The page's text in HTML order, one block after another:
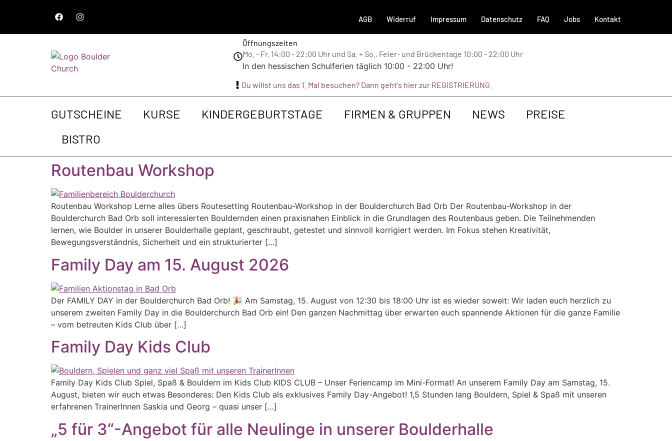
AGB Widerruf Impressum Datenschutz FAQ Jobs Kontakt
Öffnungszeiten
Mo. - Fr. 14:00 - 22:00 Uhr und Sa. + So., Feier- und Brückentage 10:00 - 22:00 Uhr
In den hessischen Schulferien täglich 10:00 - 22:00 Uhr!
Du willst uns das 1. Mal besuchen? Dann geht's hier zur REGISTRIERUNG.
GUTSCHEINE KURSE KINDERGEBURTSTAGE FIRMEN & GRUPPEN NEWS
PREISE
BISTRO
Routenbau Workshop
Routenbau Workshop Lerne alles übers Routesetting Routenbau-Workshop in der Boulderchurch Bad Orb Der Routenbau-Workshop in der
Boulderchurch Bad Orb soll interessierten Bouldernden einen praxisnahen Einblick in die Grundlagen des Routenbaus geben. Die Teilnehmenden
lernen, wie Boulder in unserer Boulderhalle geplant, geschraubt, getestet und sinnvoll korrigiert werden. Im Fokus stehen Kreativität,
Bewegungsverständnis, Sicherheit und ein strukturierter […]
Family Day am 15. August 2026
Der FAMILY DAY in der Boulderchurch Bad Orb! 🎉 Am Samstag, 15. August von 12:30 bis 18:00 Uhr ist es wieder soweit: Wir laden euch herzlich zu
unserem zweiten Family Day in die Boulderchurch Bad Orb ein! Den ganzen Nachmittag über erwarten euch spannende Aktionen für die ganze Familie
– vom betreuten Kids Club über […]
Family Day Kids Club
Family Day Kids Club Spiel, Spaß & Bouldern im Kids Club KIDS CLUB – Unser Feriencamp im Mini-Format! An unserem Family Day am Samstag, 15.
August, bieten wir euch etwas Besonderes: Den Kids Club als exklusives Family Day-Angebot! 1,5 Stunden lang Bouldern, Spiel & Spaß mit unseren
erfahrenen TrainerInnen Saskia und Georg – quasi unser […]
„5 für 3“-Angebot für alle Neulinge in unserer Boulderhalle